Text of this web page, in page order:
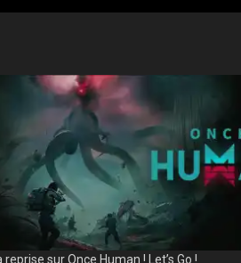
reprise sur Once Human ! Let’s Go !